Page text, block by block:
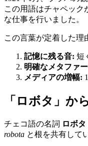
この用語はチャペッ
な仕事を行いました。
この言葉が定着した理
記憶に残る音: 短
明確なメタファ
メディアの増幅:
「ロボタ」か
チェコ語の名詞 ロボタ
robota と根を共有して